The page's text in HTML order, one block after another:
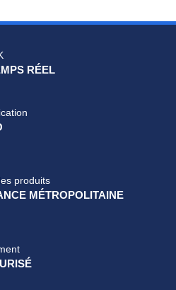
RÉEL
produits
MÉTROPOLITAINE